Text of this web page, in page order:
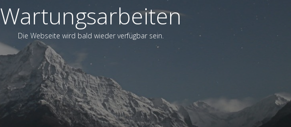
Wartungsarbeiten
Die Webseite wird bald wieder verfügbar sein.